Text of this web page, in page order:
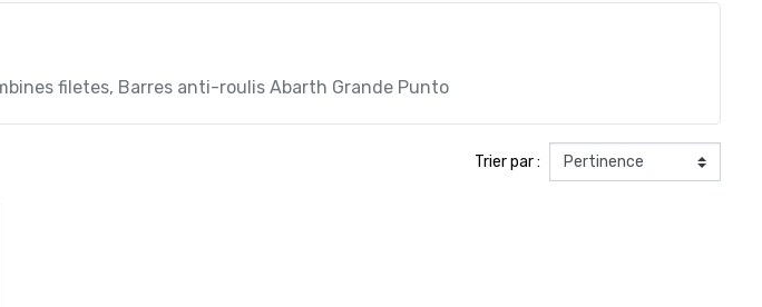
filetes, Barres anti-roulis Abarth Grande Punto
Trier par :